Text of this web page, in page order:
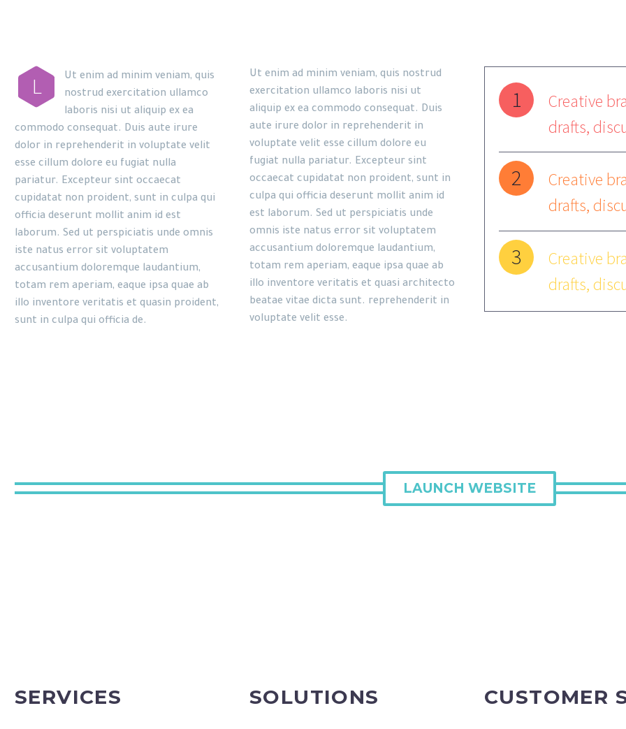
L
Ut enim ad minim veniam, quis
nostrud exercitation ullamco
laboris nisi ut aliquip ex ea
commodo consequat. Duis aute irure
dolor in reprehenderit in voluptate velit
esse cillum dolore eu fugiat nulla
pariatur. Excepteur sint occaecat
cupidatat non proident, sunt in culpa qui
officia deserunt mollit anim id est
laborum. Sed ut perspiciatis unde omnis
iste natus error sit voluptatem
accusantium doloremque laudantium,
totam rem aperiam, eaque ipsa quae ab
illo inventore veritatis et quasin proident,
sunt in culpa qui officia de.
Ut enim ad minim veniam, quis nostrud
exercitation ullamco laboris nisi ut
aliquip ex ea commodo consequat. Duis
aute irure dolor in reprehenderit in
voluptate velit esse cillum dolore eu
fugiat nulla pariatur. Excepteur sint
occaecat cupidatat non proident, sunt in
culpa qui officia deserunt mollit anim id
est laborum. Sed ut perspiciatis unde
omnis iste natus error sit voluptatem
accusantium doloremque laudantium,
totam rem aperiam, eaque ipsa quae ab
illo inventore veritatis et quasi architecto
beatae vitae dicta sunt. reprehenderit in
voluptate velit esse.
1
Creative
drafts,
2
Creative
drafts,
3
Creative
drafts,
LAUNCH WEBSITE
SERVICES SOLUTIONS CUSTOMER